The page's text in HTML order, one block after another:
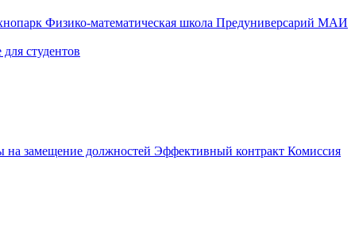
Физико-математическая школа Предуниверсарий МАИ
студентов
замещение должностей Эффективный контракт Комиссия